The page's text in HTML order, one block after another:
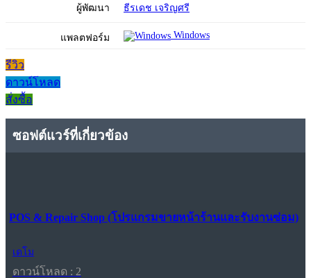
ผู้พัฒนา ธีรเดช เจริญศรี
แพลตฟอร์ม Windows
รีวิว
ดาวน์โหลด
สั่งซื้อ
ซอฟต์แวร์ที่เกี่ยวข้อง
POS & Repair Shop (โปรแกรมขายหน้าร้านและรับงานซ่อม)
เดโม
ดาวน์โหลด : 2